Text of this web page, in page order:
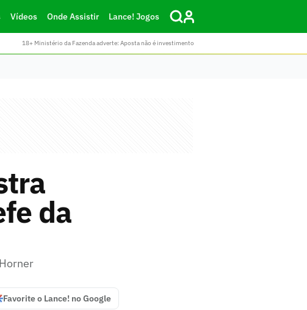
Vídeos Onde Assistir Lance! Jogos
18+ Ministério da Fazenda adverte: Aposta não é investimento
da
Favorite o Lance! no Google